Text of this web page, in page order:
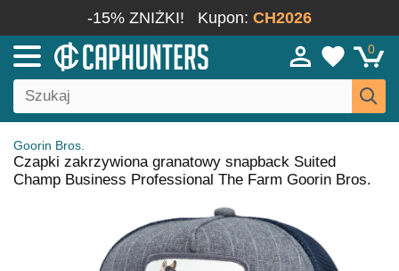
-15% ZNIŻKI! Kupon: CH2026
0
Goorin Bros.
Czapki zakrzywiona granatowy snapback Suited
Champ Business Professional The Farm Goorin Bros.